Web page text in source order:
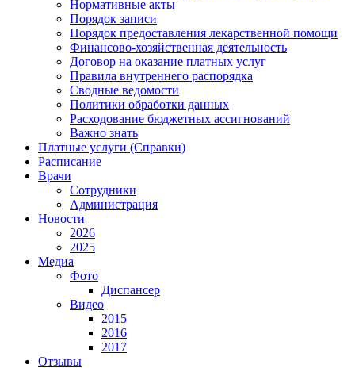
Нормативные акты
Порядок записи
Порядок предоставления лекарственной помощи
Финансово-хозяйственная деятельность
Договор на оказание платных услуг
Правила внутреннего распорядка
Сводные ведомости
Политики обработки данных
Расходование бюджетных ассигнований
Важно знать
Платные услуги (Справки)
Расписание
Врачи
Сотрудники
Администрация
Новости
2026
2025
Медиа
Фото
Диспансер
Видео
2015
2016
2017
Отзывы